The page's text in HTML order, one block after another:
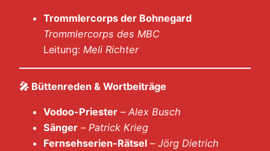
Trommlercorps der Bohnegard
Trommlercorps des MBC
Leitung: Meli Richter
🎤 Büttenreden & Wortbeiträge
Vodoo-Priester – Alex Busch
Sänger – Patrick Krieg
Fernsehserien-Rätsel – Jörg Dietrich